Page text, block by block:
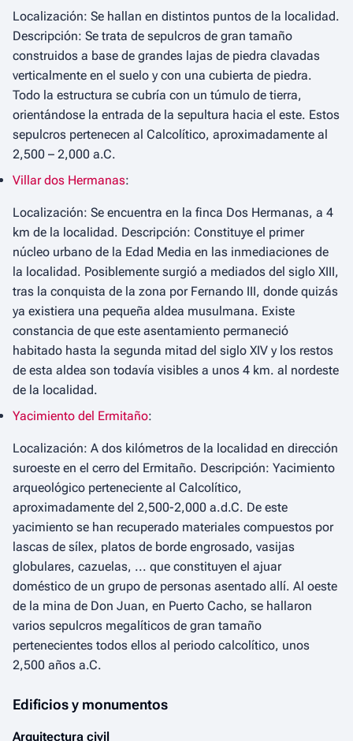
Localización: Se hallan en distintos puntos de la localidad.
Descripción: Se trata de sepulcros de gran tamaño
construidos a base de grandes lajas de piedra clavadas
verticalmente en el suelo y con una cubierta de piedra.
Todo la estructura se cubría con un túmulo de tierra,
orientándose la entrada de la sepultura hacia el este. Estos
sepulcros pertenecen al Calcolítico, aproximadamente al
2,500 – 2,000 a.C.
Villar dos Hermanas:
Localización: Se encuentra en la finca Dos Hermanas, a 4
km de la localidad. Descripción: Constituye el primer
núcleo urbano de la Edad Media en las inmediaciones de
la localidad. Posiblemente surgió a mediados del siglo XIII,
tras la conquista de la zona por Fernando III, donde quizás
ya existiera una pequeña aldea musulmana. Existe
constancia de que este asentamiento permaneció
habitado hasta la segunda mitad del siglo XIV y los restos
de esta aldea son todavía visibles a unos 4 km. al nordeste
de la localidad.
Yacimiento del Ermitaño:
Localización: A dos kilómetros de la localidad en dirección
suroeste en el cerro del Ermitaño. Descripción: Yacimiento
arqueológico perteneciente al Calcolítico,
aproximadamente del 2,500-2,000 a.d.C. De este
yacimiento se han recuperado materiales compuestos por
lascas de sílex, platos de borde engrosado, vasijas
globulares, cazuelas, ... que constituyen el ajuar
doméstico de un grupo de personas asentado allí. Al oeste
de la mina de Don Juan, en Puerto Cacho, se hallaron
varios sepulcros megalíticos de gran tamaño
pertenecientes todos ellos al periodo calcolítico, unos
2,500 años a.C.
Edificios y monumentos
Arquitectura civil